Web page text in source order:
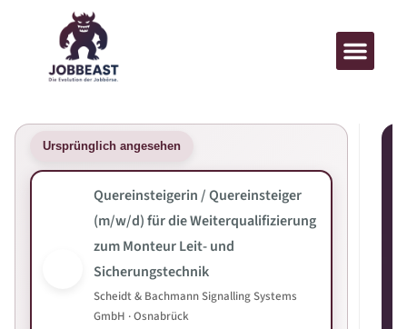
Ursprünglich angesehen
Quereinsteigerin / Quereinsteiger
(m/w/d) für die Weiterqualifizierung
zum Monteur Leit- und
Sicherungstechnik
Scheidt & Bachmann Signalling Systems
GmbH · Osnabrück